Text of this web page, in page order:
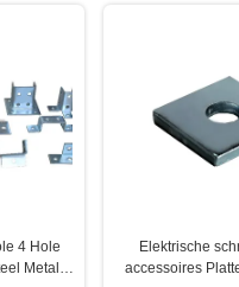
4 Hole
Metal
Elektrische
accessoires